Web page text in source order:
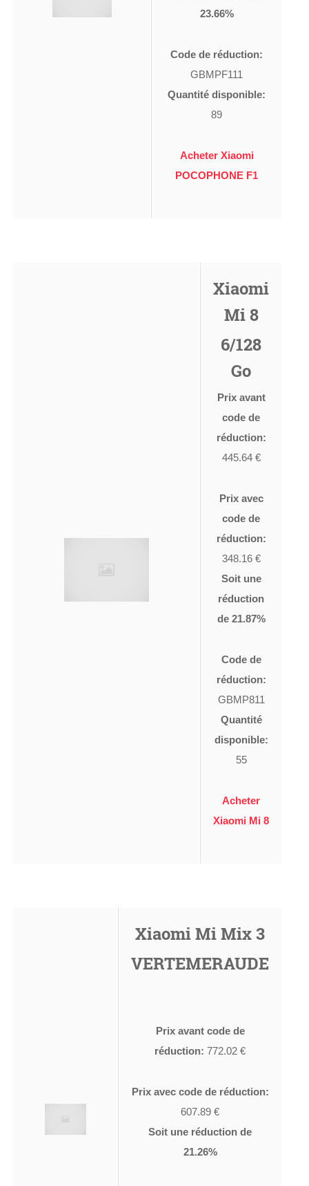
23.66%
Code de réduction:
GBMPF111
Quantité disponible:
89
Acheter Xiaomi
POCOPHONE F1
Xiaomi
Mi 8
6/128
Go
Prix avant
code de
réduction:
445.64 €
Prix avec
code de
réduction:
348.16 €
Soit une
réduction
de 21.87%
Code de
réduction:
GBMP811
Quantité
disponible:
55
Acheter
Xiaomi Mi 8
Xiaomi Mi Mix 3
VERTEMERAUDE
Prix avant code de
réduction: 772.02 €
Prix avec code de réduction:
607.89 €
Soit une réduction de
21.26%